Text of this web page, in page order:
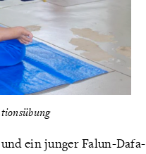
ein junger Falun-Dafa-